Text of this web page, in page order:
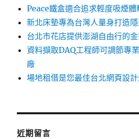
Peace鐵盒適合追求輕度吸煙體
新北床墊專為台灣人量身打造
台北市花店提供澎湖自由行的
資料擷取DAQ工程師可調節專
廠
場地租借是您最佳台北網頁設
近期留言